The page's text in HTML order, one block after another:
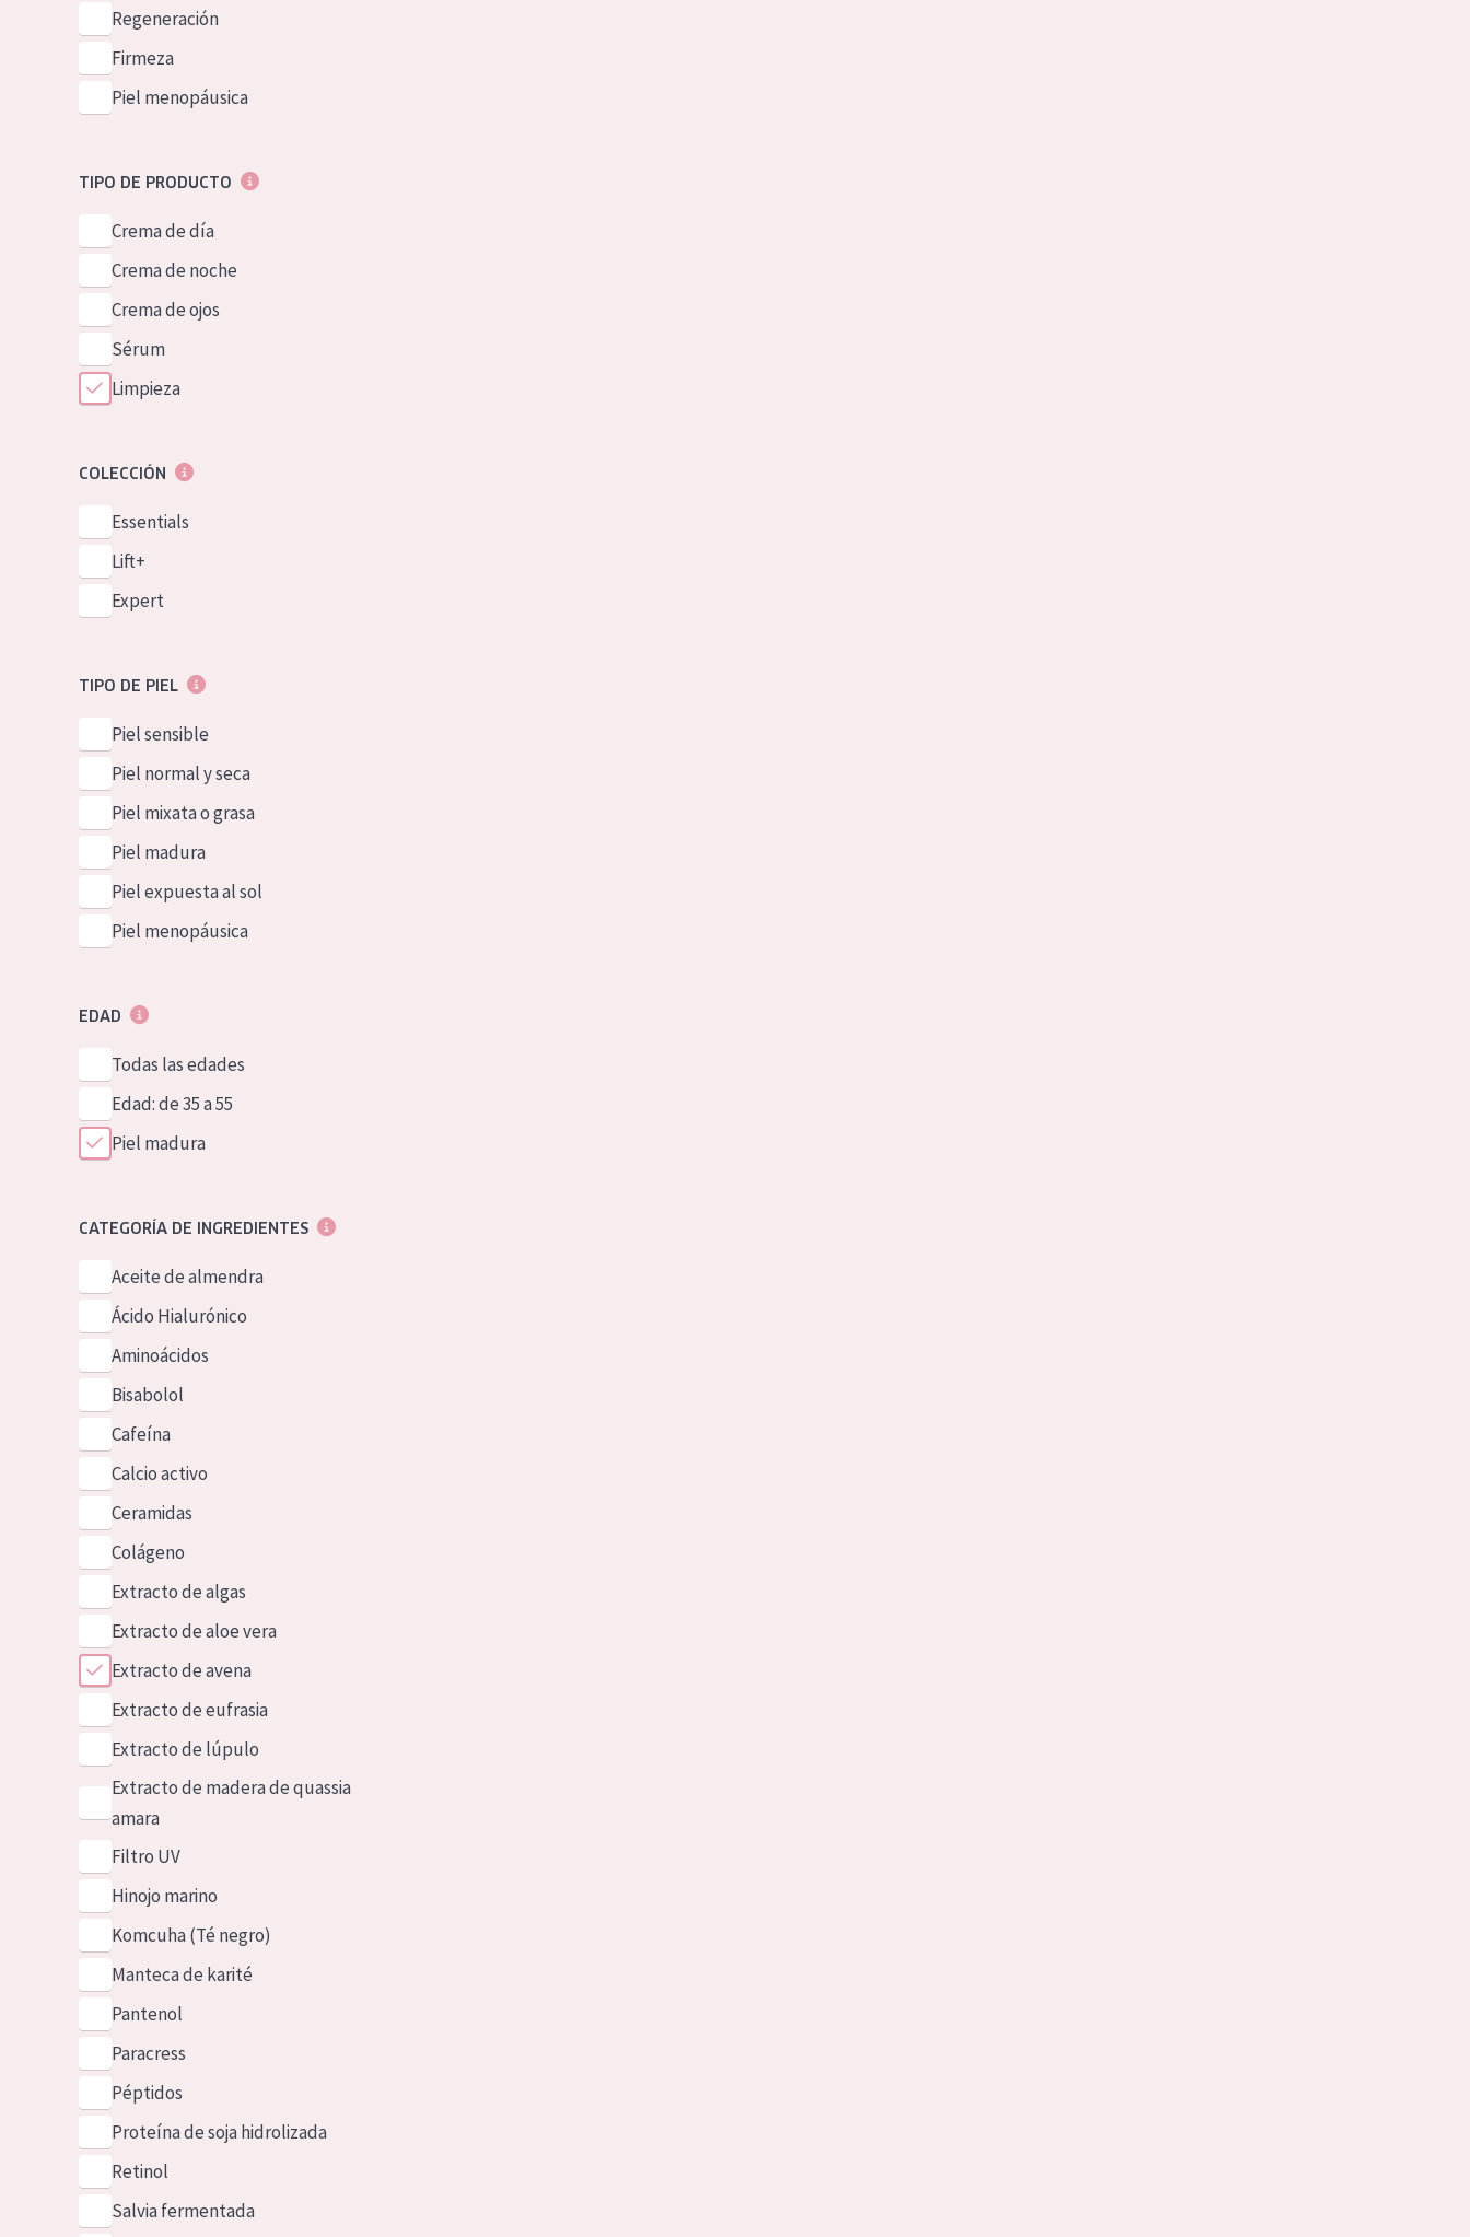
German
Spanish
Greek
Regeneración
Firmeza
Piel menopáusica
TIPO DE PRODUCTO
Crema de día
Crema de noche
Crema de ojos
Sérum
Limpieza
COLECCIÓN
Essentials
Lift+
Expert
TIPO DE PIEL
Piel sensible
Piel normal y seca
Piel mixata o grasa
Piel madura
Piel expuesta al sol
Piel menopáusica
EDAD
Todas las edades
Edad: de 35 a 55
Piel madura
CATEGORÍA DE INGREDIENTES
Aceite de almendra
Ácido Hialurónico
Aminoácidos
Bisabolol
Cafeína
Calcio activo
Ceramidas
Colágeno
Extracto de algas
Extracto de aloe vera
Extracto de avena
Extracto de eufrasia
Extracto de lúpulo
Extracto de madera de quassia
amara
Filtro UV
Hinojo marino
Komcuha (Té negro)
Manteca de karité
Pantenol
Paracress
Péptidos
Proteína de soja hidrolizada
Retinol
Salvia fermentada